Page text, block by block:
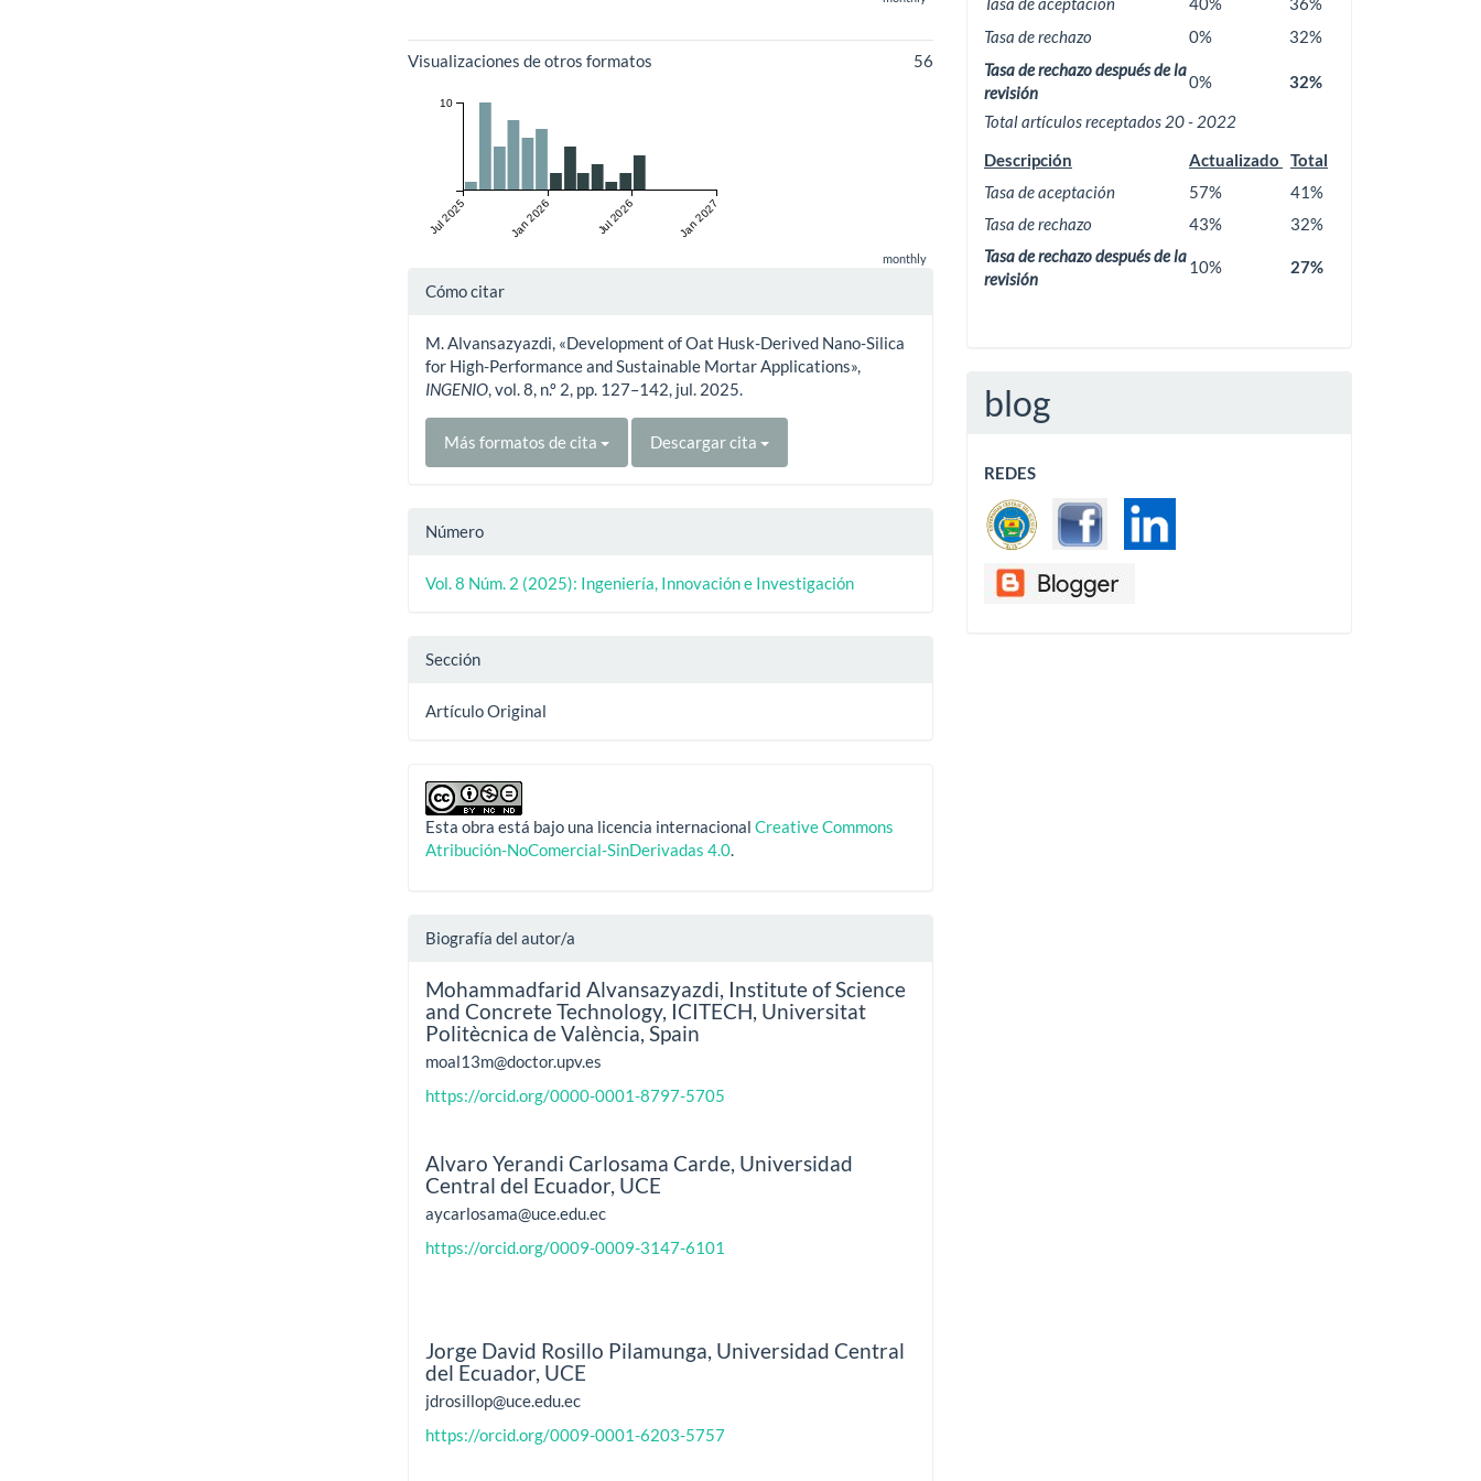
Visualizaciones de otros formatos 56
Jul 2025 Jan 2026 Jul 2026 Jan 2027
10
monthly
Detalles
artículo
Cómo citar
M. Alvansazyazdi, «Development of Oat Husk-Derived Nano-Silica
for High-Performance and Sustainable Mortar Applications»,
INGENIO, vol. 8, n.º 2, pp. 127–142, jul. 2025.
Más formatos de cita Descargar cita
Número
Vol. 8 Núm. 2 (2025): Ingeniería, Innovación e Investigación
Sección
Artículo Original
Esta obra está bajo una licencia internacionalCreative Commons
Atribución-NoComercial-SinDerivadas 4.0.
Biografía del autor/a
Mohammadfarid Alvansazyazdi, Institute of Science
and Concrete Technology, ICITECH, Universitat
Politècnica de València, Spain
moal13m@doctor.upv.es
https://orcid.org/0000-0001-8797-5705
Alvaro Yerandi Carlosama Carde, Universidad
Central del Ecuador, UCE
aycarlosama@uce.edu.ec
https://orcid.org/0009-0009-3147-6101
Jorge David Rosillo Pilamunga, Universidad Central
del Ecuador, UCE
jdrosillop@uce.edu.ec
https://orcid.org/0009-0001-6203-5757
Tasa de rechazo
0%
32%
Tasa de rechazo después de la
revisión
0%
32%
Total artículos receptados 20 - 2022
Descripción
Actualizado
Total
Tasa de aceptación
57%
41%
Tasa de rechazo
43%
32%
Tasa de rechazo después de la
revisión
10% 27%
blog
REDES